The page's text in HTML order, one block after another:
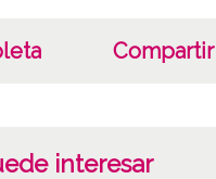
Compartir
interesar